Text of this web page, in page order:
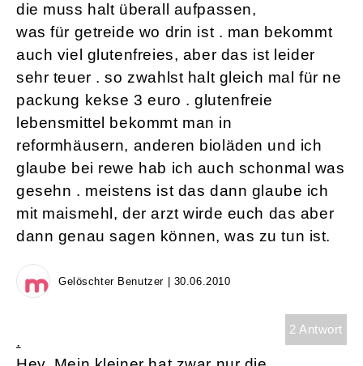
die muss halt überall aufpassen,
was für getreide wo drin ist . man bekommt
auch viel glutenfreies, aber das ist leider
sehr teuer . so zwahlst halt gleich mal für ne
packung kekse 3 euro . glutenfreie
lebensmittel bekommt man in
reformhäusern, anderen bioläden und ich
glaube bei rewe hab ich auch schonmal was
gesehn . meistens ist das dann glaube ich
mit maismehl, der arzt wirde euch das aber
dann genau sagen können, was zu tun ist.
Gelöschter Benutzer | 30.06.2010
2 Antwort
.